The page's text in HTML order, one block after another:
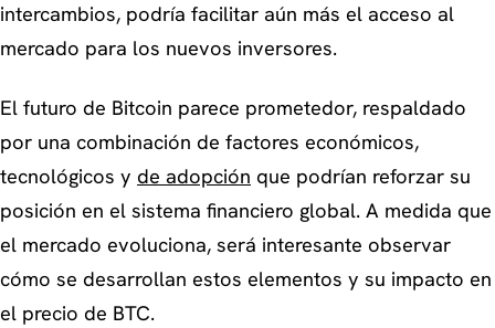
intercambios, podría facilitar aún más el acceso al
mercado para los nuevos inversores.
El futuro de Bitcoin parece prometedor, respaldado
por una combinación de factores económicos,
tecnológicos y de adopción que podrían reforzar su
posición en el sistema financiero global. A medida que
el mercado evoluciona, será interesante observar
cómo se desarrollan estos elementos y su impacto en
el precio de BTC.